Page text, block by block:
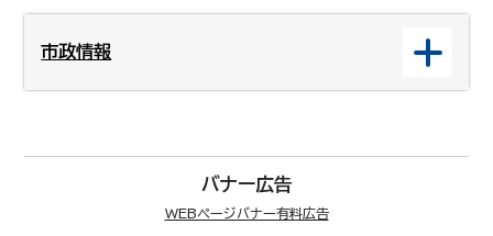
市政情報
バナー広告
WEBページバナー有料広告